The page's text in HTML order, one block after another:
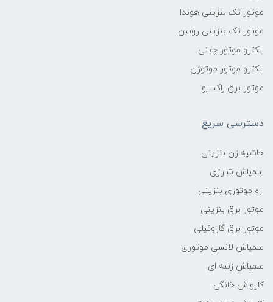
موتور تک بنزینی هوندا
موتور تک بنزینی روبین
الکترو موتور چینی
الکترو موتور موتوژن
موتور برق راکسیو
دسترسی سریع
حاشیه زن بنزینی
سمپاش شارژی
اره موتوری بنزینی
موتور برق بنزینی
موتور برق گازوئیلی
سمپاش لانسی موتوری
سمپاش زنبه ای
کارواش خانگی